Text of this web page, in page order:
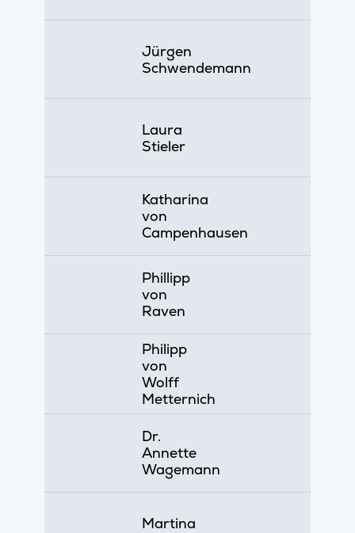
Jürgen
Schwendemann
Laura
Stieler
Katharina
von
Campenhausen
Phillipp
von
Raven
Philipp
von
Wolff
Metternich
Dr.
Annette
Wagemann
Martina